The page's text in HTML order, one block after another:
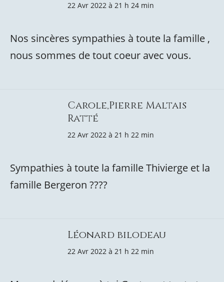
22 Avr 2022 à 21 h 24 min
Nos sincères sympathies à toute la famille ,
nous sommes de tout coeur avec vous.
Carole,Pierre Maltais
Ratté
22 Avr 2022 à 21 h 22 min
Sympathies à toute la famille Thivierge et la
famille Bergeron ????
Léonard bilodeau
22 Avr 2022 à 21 h 22 min